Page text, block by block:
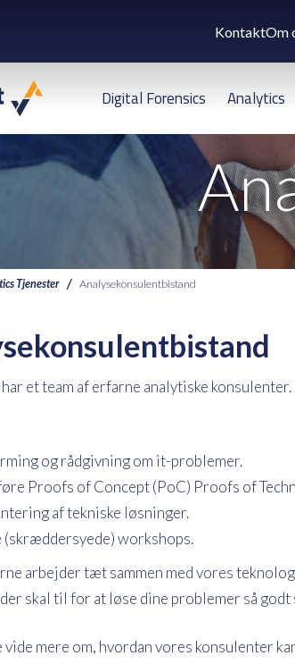
KontaktOm
Digital Forensics Analytics
Tjenester Analysekonsulentbistand
et team af erfarne analytiske
og rådgivning om it-problemer.
Proofs of Concept (PoC) Proofs of
af tekniske løsninger.
(skræddersyede) workshops.
arbejder tæt sammen med vores
skal til for at løse dine problemer så godt
mere om, hvordan vores konsulenter